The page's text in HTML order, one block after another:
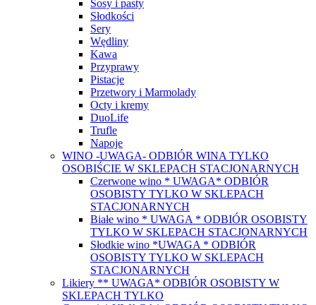
Sosy i pasty
Słodkości
Sery
Wędliny
Kawa
Przyprawy
Pistacje
Przetwory i Marmolady
Octy i kremy
DuoLife
Trufle
Napoje
WINO -UWAGA- ODBIÓR WINA TYLKO
OSOBIŚCIE W SKLEPACH STACJONARNYCH
Czerwone wino * UWAGA* ODBIÓR
OSOBISTY TYLKO W SKLEPACH
STACJONARNYCH
Białe wino * UWAGA * ODBIÓR OSOBISTY
TYLKO W SKLEPACH STACJONARNYCH
Słodkie wino *UWAGA * ODBIÓR
OSOBISTY TYLKO W SKLEPACH
STACJONARNYCH
Likiery ** UWAGA* ODBIÓR OSOBISTY W
SKLEPACH TYLKO